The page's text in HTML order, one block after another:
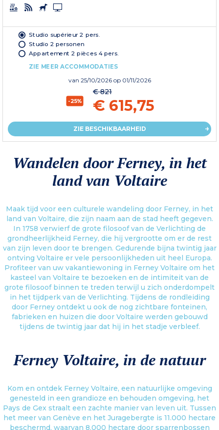
Studio supérieur 2 pers.
Studio 2 personen
Appartement 2 pièces 4 pers.
ZIE MEER ACCOMMODATIES
van 25/10/2026 op 01/11/2026
-25%
€ 821
€ 615,75
ZIE BESCHIKBAARHEID
Wandelen door Ferney, in het
land van Voltaire
Maak tijd voor een culturele wandeling door Ferney, in het
land van Voltaire, die zijn naam aan de stad heeft gegeven.
In 1758 verwierf de grote filosoof van de Verlichting de
grondheerlijkheid Ferney, die hij vergrootte om er de rest
van zijn leven door te brengen. Gedurende bijna twintig jaar
ontving Voltaire er vele persoonlijkheden uit heel Europa.
Profiteer van uw vakantiewoning in Ferney Voltaire om het
kasteel van Voltaire te bezoeken en de intimiteit van de
grote filosoof binnen te treden terwijl u zich onderdompelt
in het tijdperk van de Verlichting. Tijdens de rondleiding
door Ferney ontdekt u ook de nog zichtbare fonteinen,
fabrieken en huizen die door Voltaire werden gebouwd
tijdens de twintig jaar dat hij in het stadje verbleef.
Ferney Voltaire, in de natuur
Kom en ontdek Ferney Voltaire, een natuurlijke omgeving
genesteld in een grandioze en behouden omgeving, het
Pays de Gex straalt een zachte manier van leven uit. Tussen
het meer van Genève en het Juragebergte is 11.000 hectare
beschermd, waarvan 8.000 hectare door sparrenbossen